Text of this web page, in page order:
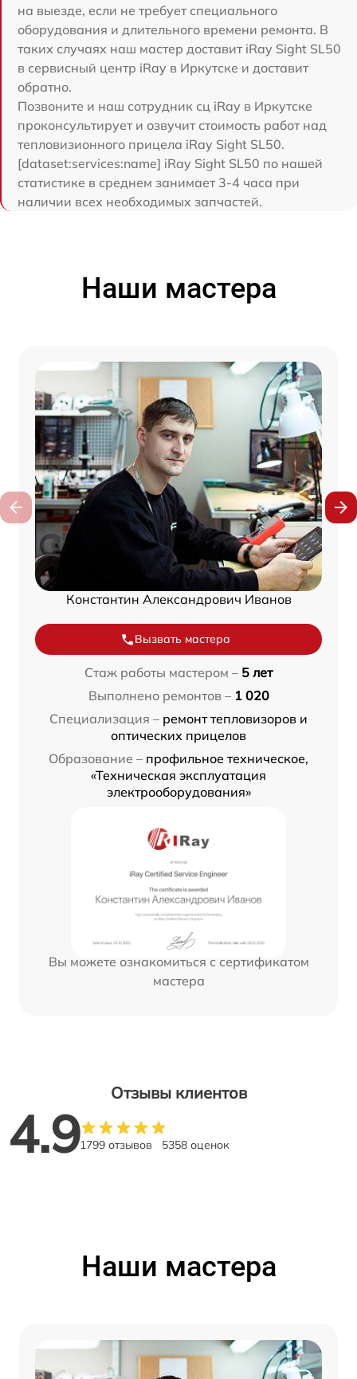
на выезде, если не требует специального
оборудования и длительного времени ремонта. В
таких случаях наш мастер доставит iRay Sight SL50
в сервисный центр iRay в Иркутске и доставит
обратно.
Позвоните и наш сотрудник сц iRay в Иркутске
проконсультирует и озвучит стоимость работ над
тепловизионного прицела iRay Sight SL50.
[dataset:services:name] iRay Sight SL50 по нашей
статистике в среднем занимает 3-4 часа при
наличии всех необходимых запчастей.
Наши мастера
Константин Александрович Иванов
Вызвать мастера
Стаж работы мастером – 5 лет
Выполнено ремонтов – 1 020
Специализация – ремонт тепловизоров и
оптических прицелов
Образование – профильное техническое,
«Техническая эксплуатация
электрооборудования»
Вы можете ознакомиться с сертификатом
мастера
Отзывы клиентов
4.91799 отзывов 5358 оценок
Наши мастера